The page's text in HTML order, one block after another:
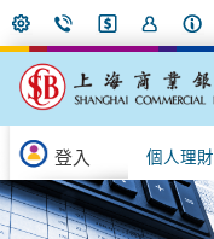
登入 個人理財